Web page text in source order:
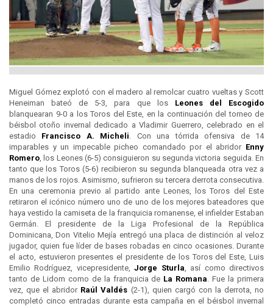
Miguel Gómez explotó con el madero al remolcar cuatro vueltas y Scott
Heneiman bateó de 5-3, para que los Leones del Escogido
blanquearan 9-0 a los Toros del Este, en la continuación del torneo de
béisbol otoño invernal dedicado a Vladimir Guerrero, celebrado en el
estadio Francisco A. Micheli . Con una tórrida ofensiva de 14
imparables y un impecable picheo comandado por el abridor Enny
Romero , los Leones (6-5) consiguieron su segunda victoria seguida. En
tanto que los Toros (5-6) recibieron su segunda blanqueada otra vez a
manos de los rojos. Asimismo, sufrieron su tercera derrota consecutiva.
En una ceremonia previo al partido ante Leones, los Toros del Este
retiraron el icónico número uno de uno de los mejores bateadores que
haya vestido la camiseta de la franquicia romanense, el infielder Estaban
Germán. El presidente de la Liga Profesional de la República
Dominicana, Don Vitelio Mejía entregó una placa de distinción al veloz
jugador, quien fue líder de bases robadas en cinco ocasiones. Durante
el acto, estuvieron presentes el presidente de los Toros del Este, Luis
Emilio Rodríguez, vicepresidente,Jorge Sturla , así como directivos
tanto de Lidom como de la franquicia de La Romana . Fue la primera
vez, que el abridor Raúl Valdés (2-1), quien cargó con la derrota, no
completó cinco entradas durante esta campaña en el béisbol invernal